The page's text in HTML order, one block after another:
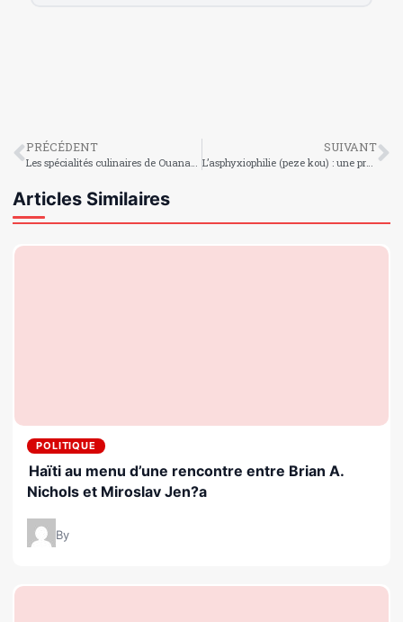
PRÉCÉDENT SUIVANT
L’asphyxiophilie (peze kou) : une pratique sexuelle dangereuse
Articles Similaires
POLITIQUE
Haïti au menu d’une rencontre entre Brian A.
Nichols et Miroslav Jen?a
By